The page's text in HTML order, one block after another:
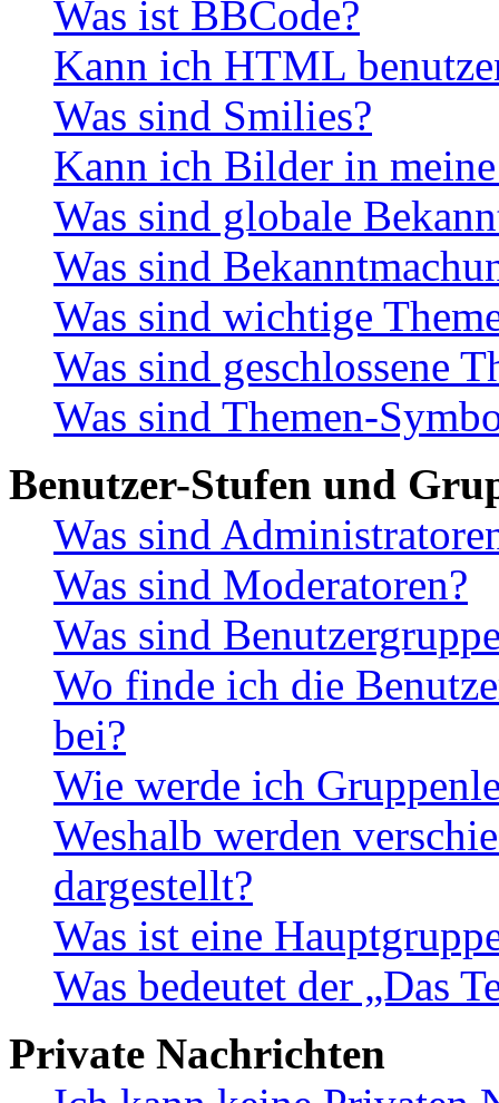
Was ist BBCode?
Kann ich HTML
Was sind Smilies?
Kann ich Bilder in
Was sind globale
Was sind
Was sind wichtige
Was sind geschlossene
Was sind Themen-
Benutzer-Stufen und
Was sind
Was sind Moderatoren?
Was sind
Wo finde ich die
bei?
Wie werde ich
Weshalb werden
dargestellt?
Was ist eine
Was bedeutet der „Das
Private Nachrichten